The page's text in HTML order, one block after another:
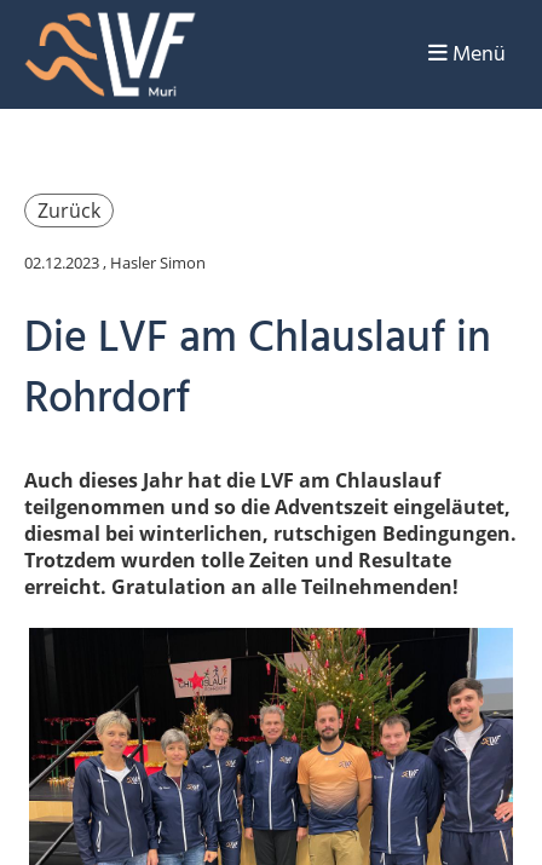
Menü
Zurück
02.12.2023, Hasler Simon
Die LVF am Chlauslauf in
Rohrdorf
Auch dieses Jahr hat die LVF am Chlauslauf
teilgenommen und so die Adventszeit eingeläutet,
diesmal bei winterlichen, rutschigen Bedingungen.
Trotzdem wurden tolle Zeiten und Resultate
erreicht. Gratulation an alle Teilnehmenden!